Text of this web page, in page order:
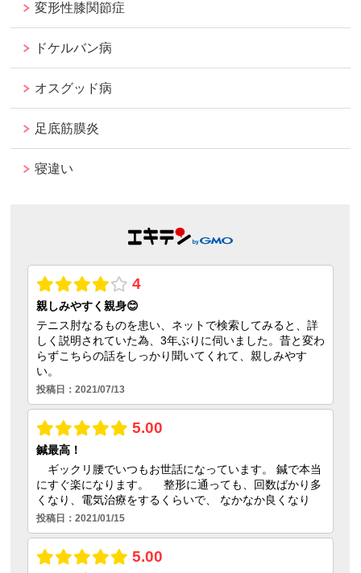
変形性膝関節症
ドケルバン病
オスグッド病
足底筋膜炎
寝違い